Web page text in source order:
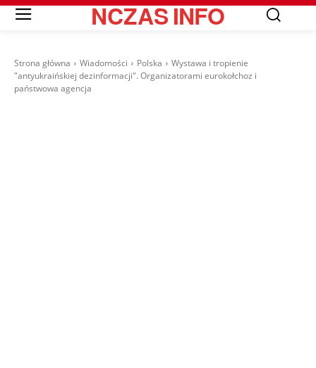
NCZASINFO
Strona główna Wiadomości Polska
Wystawa i tropienie
"antyukraińskiej dezinformacji". Organizatorami eurokołchoz i
państwowa agencja